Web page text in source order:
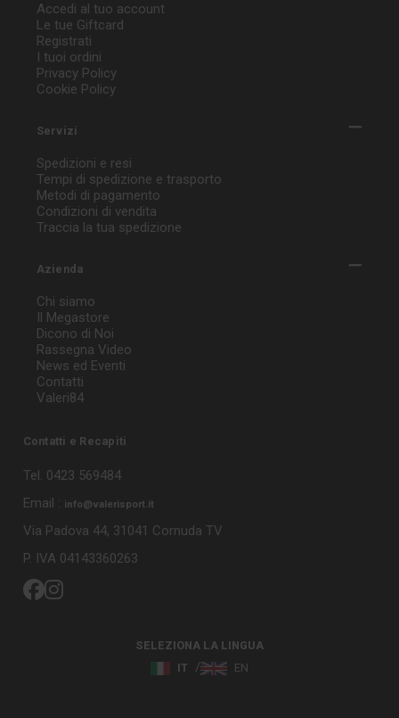
Accedi al tuo account
Le tue Giftcard
Registrati
I tuoi ordini
Privacy Policy
Cookie Policy
Servizi
Spedizioni e resi
Tempi di spedizione e trasporto
Metodi di pagamento
Condizioni di vendita
Traccia la tua spedizione
Azienda
Chi siamo
Il Megastore
Dicono di Noi
Rassegna Video
News ed Eventi
Contatti
Valeri84
Contatti e Recapiti
Tel. 0423 569484
Email : info@valerisport.it
Via Padova 44, 31041 Cornuda TV
P. IVA 04143360263
SELEZIONA LA LINGUA
IT
EN